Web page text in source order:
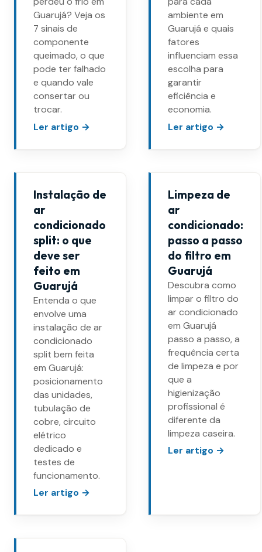
Guarujá? Veja os
7 sinais de
componente
queimado, o que
pode ter falhado
e quando vale
consertar ou
trocar.
Ler artigo →
ambiente em
Guarujá e quais
fatores
influenciam essa
escolha para
garantir
eficiência e
economia.
Ler artigo →
Instalação de
ar
condicionado
split: o que
deve ser
feito em
Guarujá
Entenda o que
envolve uma
instalação de ar
condicionado
split bem feita
em Guarujá:
posicionamento
das unidades,
tubulação de
cobre, circuito
elétrico
dedicado e
testes de
funcionamento.
Ler artigo →
Limpeza de
ar
condicionado:
passo a passo
do filtro em
Guarujá
Descubra como
limpar o filtro do
ar condicionado
em Guarujá
passo a passo, a
frequência certa
de limpeza e por
que a
higienização
profissional é
diferente da
limpeza caseira.
Ler artigo →